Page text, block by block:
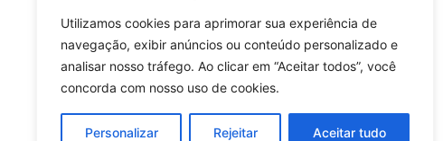
Utilizamos cookies para aprimorar sua experiência de
navegação, exibir anúncios ou conteúdo personalizado e
analisar nosso tráfego. Ao clicar em “Aceitar todos”, você
concorda com nosso uso de cookies.
Personalizar Rejeitar Aceitar tudo